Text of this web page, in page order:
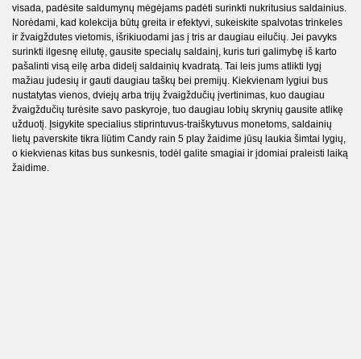
visada, padėsite saldumynų mėgėjams padėti surinkti nukritusius saldainius.
Norėdami, kad kolekcija būtų greita ir efektyvi, sukeiskite spalvotas trinkeles
ir žvaigždutes vietomis, išrikiuodami jas į tris ar daugiau eilučių. Jei pavyks
surinkti ilgesnę eilutę, gausite specialų saldainį, kuris turi galimybę iš karto
pašalinti visą eilę arba didelį saldainių kvadratą. Tai leis jums atlikti lygį
mažiau judesių ir gauti daugiau taškų bei premijų. Kiekvienam lygiui bus
nustatytas vienos, dviejų arba trijų žvaigždučių įvertinimas, kuo daugiau
žvaigždučių turėsite savo paskyroje, tuo daugiau lobių skrynių gausite atlikę
užduotį. Įsigykite specialius stiprintuvus-traiškytuvus monetoms, saldainių
lietų paverskite tikra liūtim Candy rain 5 play žaidime jūsų laukia šimtai lygių,
o kiekvienas kitas bus sunkesnis, todėl galite smagiai ir įdomiai praleisti laiką
žaidime.